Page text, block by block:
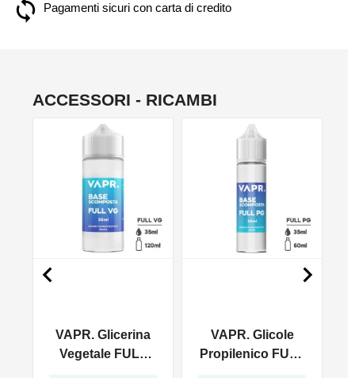
Pagamenti sicuri con carta di credito
ACCESSORI - RICAMBI
VAPR. Glicerina
Vegetale FULL
VAPR. Glicole
Propilenico FULL
 